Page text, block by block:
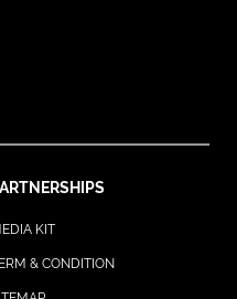
KIT
& CONDITION